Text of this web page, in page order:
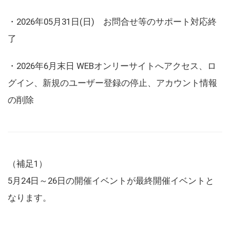
・2026年05月31日(日) お問合せ等のサポート対応終
了
・2026年6月末日 WEBオンリーサイトへアクセス、ロ
グイン、新規のユーザー登録の停止、アカウント情報
の削除
（補足1）
5月24日～26日の開催イベントが最終開催イベントと
なります。